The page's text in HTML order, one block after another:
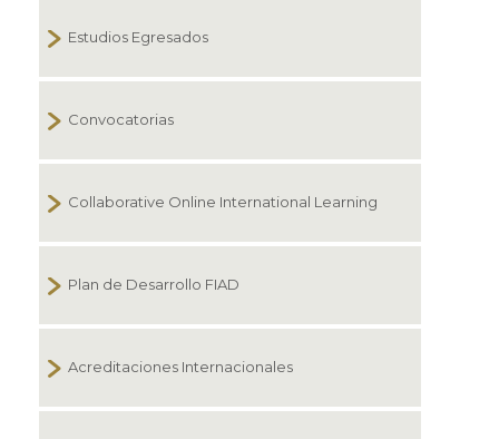
Estudios Egresados
Convocatorias
Collaborative Online International Learning
Plan de Desarrollo FIAD
Acreditaciones Internacionales